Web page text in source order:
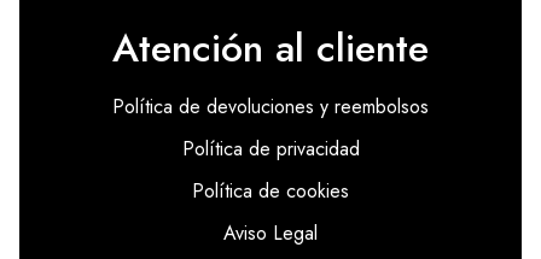
Atención al cliente
Política de devoluciones y reembolsos
Política de privacidad
Política de cookies
Aviso Legal